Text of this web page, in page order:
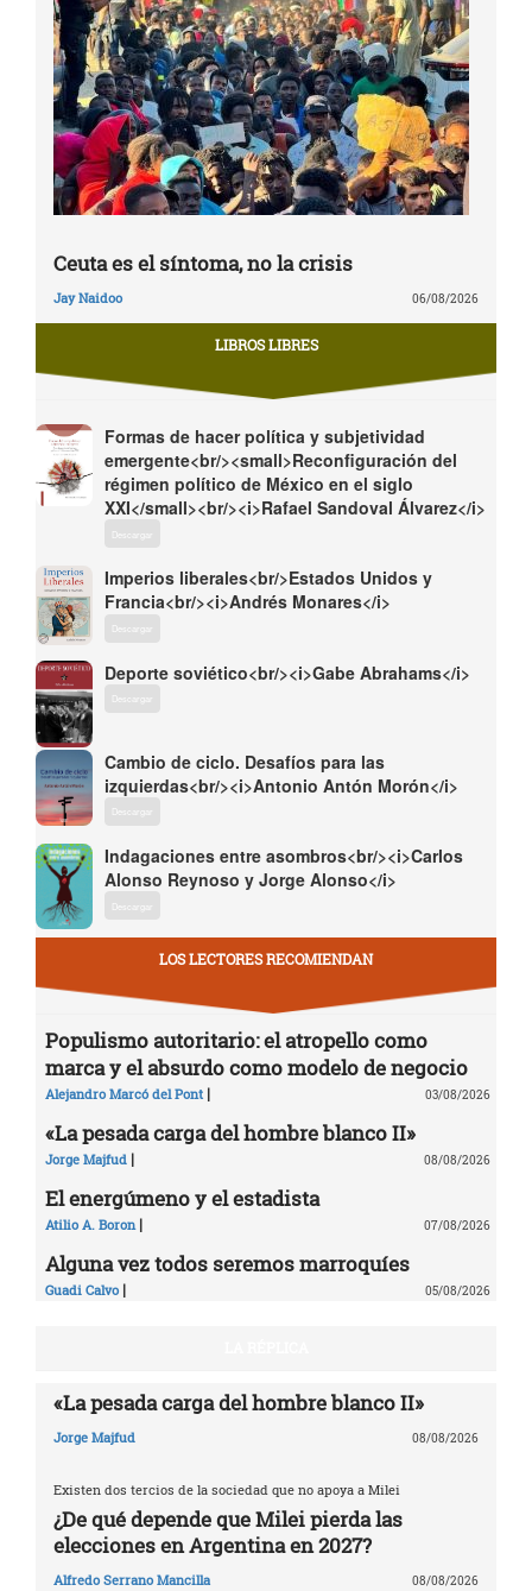
Ceuta es el síntoma, no la crisis
Jay Naidoo 06/08/2026
LIBROS LIBRES
Formas de hacer política y subjetividad
emergente<br/><small>Reconfiguración del
régimen político de México en el siglo
XXI</small><br/><i>Rafael Sandoval Álvarez</i>
Descargar
Imperios liberales<br/>Estados Unidos y
Francia<br/><i>Andrés Monares</i>
Descargar
Deporte soviético<br/><i>Gabe Abrahams</i>
Descargar
Cambio de ciclo. Desafíos para las
izquierdas<br/><i>Antonio Antón Morón</i>
Descargar
Indagaciones entre asombros<br/><i>Carlos
Alonso Reynoso y Jorge Alonso</i>
Descargar
LOS LECTORES RECOMIENDAN
Populismo autoritario: el atropello como
marca y el absurdo como modelo de negocio
Alejandro Marcó del Pont | 03/08/2026
«La pesada carga del hombre blanco II»
Jorge Majfud | 08/08/2026
El energúmeno y el estadista
Atilio A. Boron | 07/08/2026
Alguna vez todos seremos marroquíes
Guadi Calvo | 05/08/2026
«La pesada carga del hombre blanco II»
Jorge Majfud 08/08/2026
Existen dos tercios de la sociedad que no apoya a Milei
¿De qué depende que Milei pierda las
elecciones en Argentina en 2027?
Alfredo Serrano Mancilla 08/08/2026